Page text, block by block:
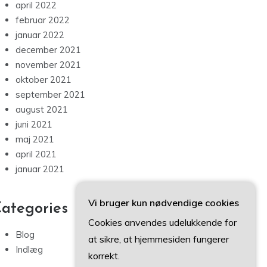
april 2022
februar 2022
januar 2022
december 2021
november 2021
oktober 2021
september 2021
august 2021
juni 2021
maj 2021
april 2021
januar 2021
Blog
Indlæg
Vi bruger kun nødvendige cookies
Cookies anvendes udelukkende for
at sikre, at hjemmesiden fungerer
korrekt.